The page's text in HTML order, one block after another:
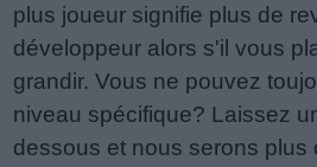
plus joueur signifie plus de
développeur alors s'il vous
grandir. Vous ne pouvez
niveau spécifique? Laissez
dessous et nous serons plus